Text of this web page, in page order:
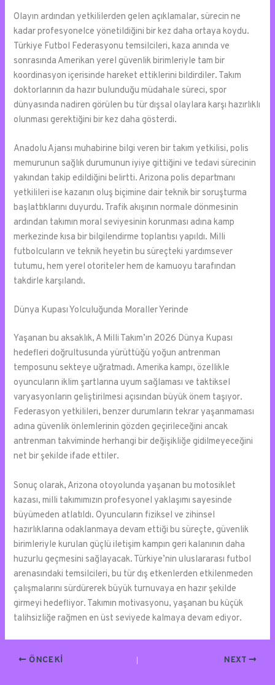
Olayın ardından yetkililerden gelen açıklamalar, sürecin ne
kadar profesyonelce yönetildiğini bir kez daha ortaya koydu.
Türkiye Futbol Federasyonu temsilcileri, kaza anında ve
sonrasında Amerikan yerel güvenlik birimleriyle tam bir
koordinasyon içerisinde hareket ettiklerini bildirdiler. Takım
doktorlarının da hazır bulunduğu müdahale süreci, spor
dünyasında nadiren görülen bu tür dışsal olaylara karşı hazırlıklı
olunması gerektiğini bir kez daha gösterdi.
Anadolu Ajansı muhabirine bilgi veren bir takım yetkilisi, polis
memurunun sağlık durumunun iyiye gittiğini ve tedavi sürecinin
yakından takip edildiğini belirtti. Arizona polis departmanı
yetkilileri ise kazanın oluş biçimine dair teknik bir soruşturma
başlattıklarını duyurdu. Trafik akışının normale dönmesinin
ardından takımın moral seviyesinin korunması adına kamp
merkezinde kısa bir bilgilendirme toplantısı yapıldı. Milli
futbolcuların ve teknik heyetin bu süreçteki yardımsever
tutumu, hem yerel otoriteler hem de kamuoyu tarafından
takdirle karşılandı.
Dünya Kupası Yolculuğunda Moraller Yerinde
Yaşanan bu aksaklık, A Milli Takım’ın 2026 Dünya Kupası
hedefleri doğrultusunda yürüttüğü yoğun antrenman
temposunu sekteye uğratmadı. Amerika kampı, özellikle
oyuncuların iklim şartlarına uyum sağlaması ve taktiksel
varyasyonların geliştirilmesi açısından büyük önem taşıyor.
Federasyon yetkilileri, benzer durumların tekrar yaşanmaması
adına güvenlik önlemlerinin gözden geçirileceğini ancak
antrenman takviminde herhangi bir değişikliğe gidilmeyeceğini
net bir şekilde ifade ettiler.
Sonuç olarak, Arizona otoyolunda yaşanan bu motosiklet
kazası, milli takımımızın profesyonel yaklaşımı sayesinde
büyümeden atlatıldı. Oyuncuların fiziksel ve zihinsel
hazırlıklarına odaklanmaya devam ettiği bu süreçte, güvenlik
birimleriyle kurulan güçlü iletişim kampın geri kalanının daha
huzurlu geçmesini sağlayacak. Türkiye’nin uluslararası futbol
arenasındaki temsilcileri, bu tür dış etkenlerden etkilenmeden
çalışmalarını sürdürerek büyük turnuvaya en hazır şekilde
girmeyi hedefliyor. Takımın motivasyonu, yaşanan bu küçük
talihsizliğe rağmen en üst seviyede kalmaya devam ediyor.
ÖNCEKI NEXT